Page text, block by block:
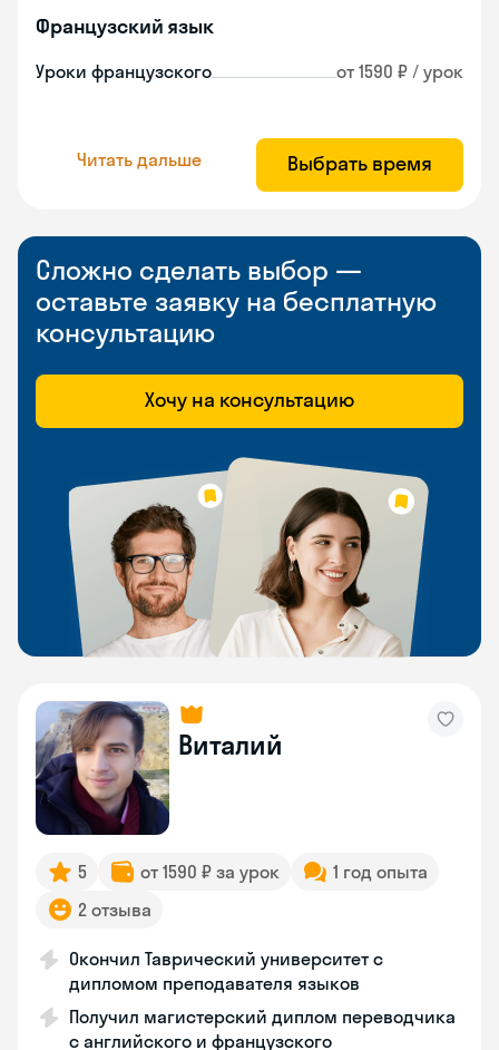
Французский язык
Уроки французского от 1590 ₽ / урок
Читать дальше Выбрать время
Сложно сделать выбор —
оставьте заявку на бесплатную
консультацию
Хочу на консультацию
Виталий
5 от 1590 ₽ за урок
1 год опыта
2 отзыва
Окончил Таврический университет с
дипломом преподавателя языков
Получил магистерский диплом переводчика
с английского и французского